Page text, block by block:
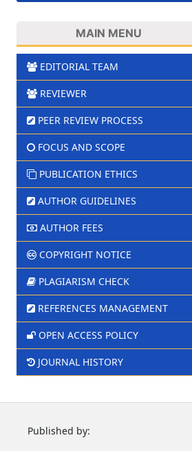
MAIN MENU
EDITORIAL TEAM
REVIEWER
PEER REVIEW PROCESS
FOCUS AND SCOPE
PUBLICATION ETHICS
AUTHOR GUIDELINES
AUTHOR FEES
COPYRIGHT NOTICE
PLAGIARISM CHECK
REFERENCES MANAGEMENT
OPEN ACCESS POLICY
JOURNAL HISTORY
Published by: